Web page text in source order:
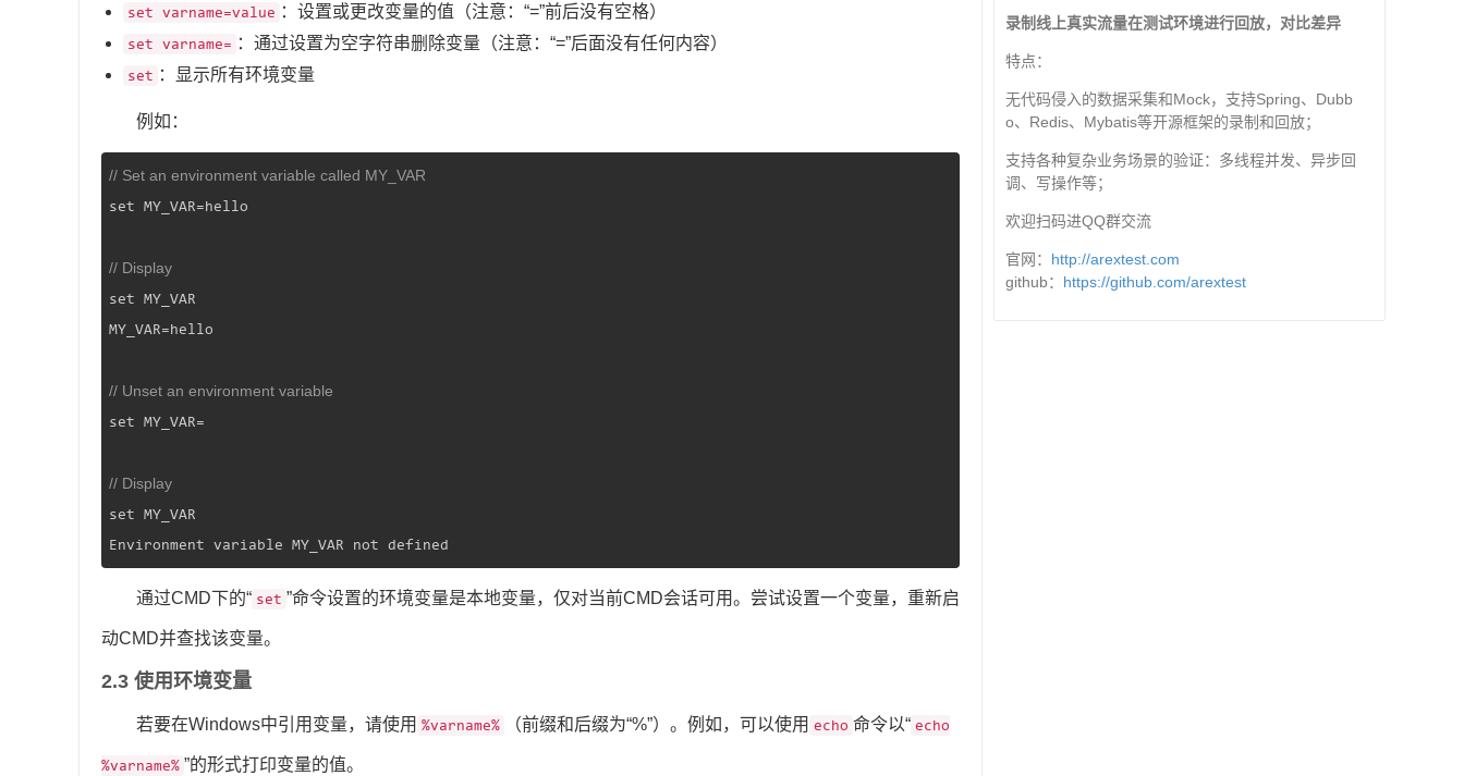
set varname=value ：设置或更改变量的值（注意：“=”前后没有空格）
set varname= ：通过设置为空字符串删除变量（注意：“=”后面没有任何内容）
set ：显示所有环境变量
例如：
// Set an environment variable called MY_VAR
set MY_VAR=hello
// Display
set MY_VAR
MY_VAR=hello
// Unset an environment variable
set MY_VAR=
// Display
set MY_VAR
Environment variable MY_VAR not defined
通过CMD下的“ set ”命令设置的环境变量是本地变量，仅对当前CMD会话可用。尝试设置一个变量，重新启
动CMD并查找该变量。
2.3 使用环境变量
若要在Windows中引用变量，请使用 %varname% （前缀和后缀为“%”）。例如，可以使用 echo 命令以“ echo
%varname% ”的形式打印变量的值。
录制线上真实流量在测试环境进行回放，对比差异
特点：
无代码侵入的数据采集和Mock，支持Spring、Dubb
o、Redis、Mybatis等开源框架的录制和回放；
支持各种复杂业务场景的验证：多线程并发、异步回
调、写操作等；
欢迎扫码进QQ群交流
官网： http://arextest.com
github： https://github.com/arextest